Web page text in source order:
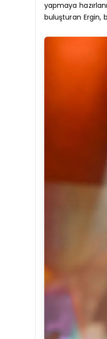
yapmaya
buluşturan Ergin,